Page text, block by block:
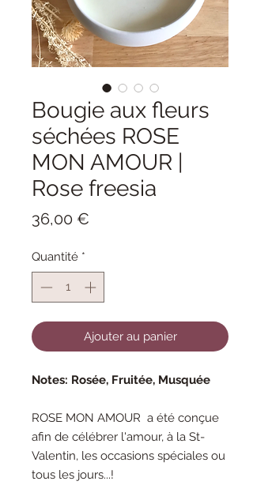
Bougie aux fleurs
séchées ROSE
MON AMOUR |
Rose freesia
36,00 €
Quantité *
Ajouter au panier
Notes: Rosée, Fruitée, Musquée
ROSE MON AMOUR a été conçue
afin de célébrer l'amour, à la St-
Valentin, les occasions spéciales ou
tous les jours...!